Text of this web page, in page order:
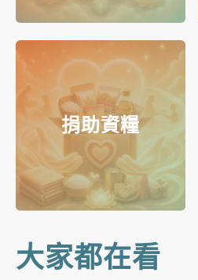
捐助資糧
大家都在看